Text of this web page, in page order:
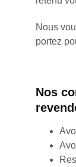
Nous
portez
Nos